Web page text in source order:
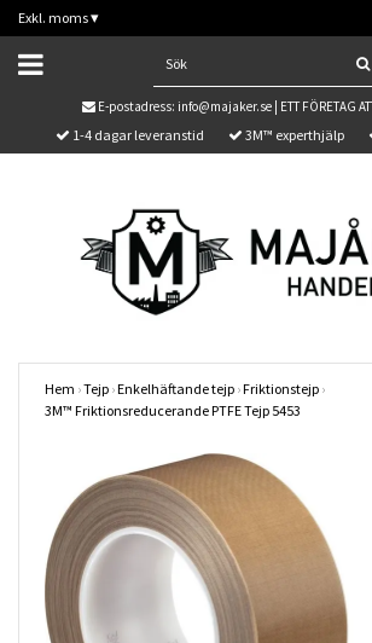
Exkl. moms▾
E-postadress: info@majaker.se | ETT FÖRETAG
1-4 dagar leveranstid 3M™ experthjälp
Hem ›Tejp ›Enkelhäftande tejp ›Friktionstejp ›
3M™ Friktionsreducerande PTFE Tejp 5453